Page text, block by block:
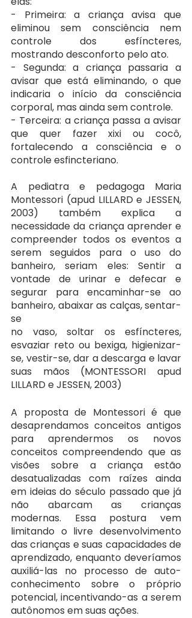
- Primeira: a criança avisa que
eliminou sem consciência nem
controle dos esfíncteres,
mostrando desconforto pelo ato.
- Segunda: a criança passaria a
avisar que está eliminando, o que
indicaria o início da consciência
corporal, mas ainda sem controle.
- Terceira: a criança passa a avisar
que quer fazer xixi ou cocô,
fortalecendo a consciência e o
controle esfincteriano.
A pediatra e pedagoga Maria
Montessori (apud LILLARD e JESSEN,
2003) também explica a
necessidade da criança aprender e
compreender todos os eventos a
serem seguidos para o uso do
banheiro, seriam eles: Sentir a
vontade de urinar e defecar e
segurar para encaminhar-se ao
banheiro, abaixar as calças, sentar-
se
no vaso, soltar os esfíncteres,
esvaziar reto ou bexiga, higienizar-
se, vestir-se, dar a descarga e lavar
suas mãos (MONTESSORI apud
LILLARD e JESSEN, 2003)
A proposta de Montessori é que
desaprendamos conceitos antigos
para aprendermos os novos
conceitos compreendendo que as
visões sobre a criança estão
desatualizadas com raízes ainda
em ideias do século passado que já
não abarcam as crianças
modernas. Essa postura vem
limitando o livre desenvolvimento
das crianças e suas capacidades de
aprendizado, enquanto deveríamos
auxiliá-las no processo de auto-
conhecimento sobre o próprio
potencial, incentivando-as a serem
autônomos em suas ações.